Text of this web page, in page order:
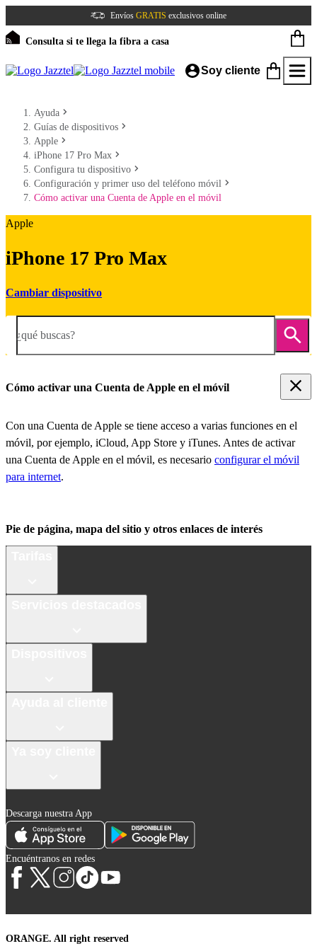
Envíos GRATIS exclusivos online
Consulta si te llega la fibra a casa
Soy cliente
Ayuda
Guías de dispositivos
Apple
iPhone 17 Pro Max
Configura tu dispositivo
Configuración y primer uso del teléfono móvil
Cómo activar una Cuenta de Apple en el móvil
Apple
iPhone 17 Pro Max
Cambiar dispositivo
¿qué buscas?
Cómo activar una Cuenta de Apple en el móvil
Con una Cuenta de Apple se tiene acceso a varias funciones en el
móvil, por ejemplo, iCloud, App Store y iTunes. Antes de activar
una Cuenta de Apple en el móvil, es necesario configurar el móvil
para internet.
Pie de página, mapa del sitio y otros enlaces de interés
Descarga nuestra App
Encuéntranos en redes
ORANGE. All right reserved